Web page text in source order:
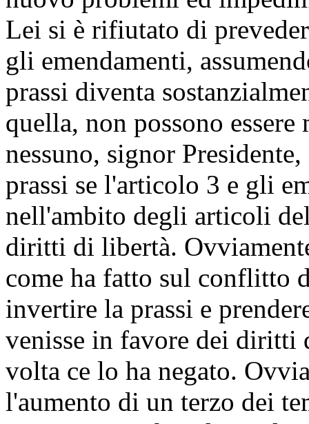
Lei si è rifiutato di
gli emendamenti,
prassi diventa
quella, non possono
nessuno, signor
prassi se l'articolo 3 e gli
nell'ambito degli articoli
diritti di libertà.
come ha fatto sul conflitto
invertire la prassi e
venisse in favore dei diritti
volta ce lo ha negato.
l'aumento di un terzo dei